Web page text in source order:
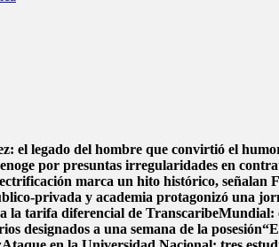
el legado del hombre que convirtió el
por presuntas irregularidades en
marca un hito histórico, señalan
privada y academia protagonizó una
la tarifa diferencial de TranscaribeMundial:
designados a una semana de la posesión